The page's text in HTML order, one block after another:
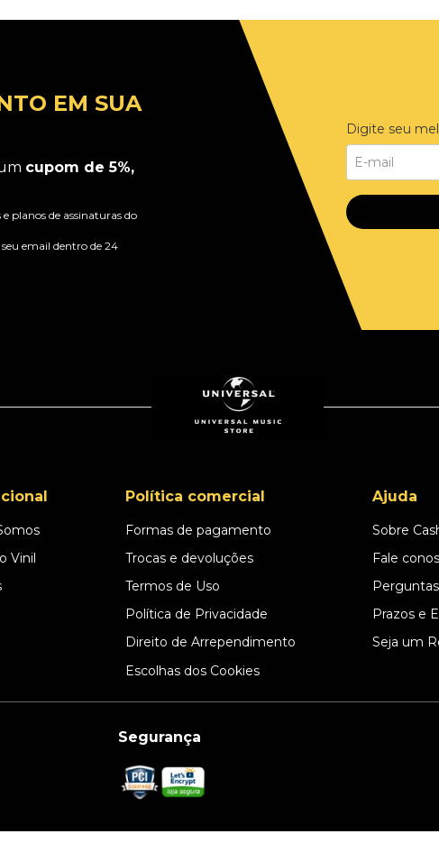
EM SUA
cupom de 5%,
planos de assinaturas do
email dentro de 24
Digite seu
Vinil
Política comercial
Formas de pagamento
Trocas e devoluções
Termos de Uso
Política de Privacidade
Direito de Arrependimento
Escolhas dos Cookies
Ajuda
Sobre
Fale
Prazos e
Seja um
Segurança